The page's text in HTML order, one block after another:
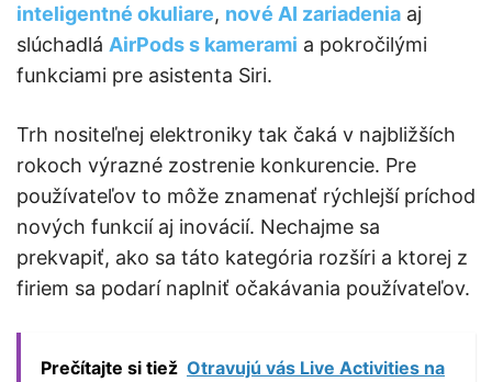
inteligentné okuliare, nové AI zariadenia aj
slúchadlá AirPods s kamerami a pokročilými
funkciami pre asistenta Siri.
Trh nositeľnej elektroniky tak čaká v najbližších
rokoch výrazné zostrenie konkurencie. Pre
používateľov to môže znamenať rýchlejší príchod
nových funkcií aj inovácií. Nechajme sa
prekvapiť, ako sa táto kategória rozšíri a ktorej z
firiem sa podarí naplniť očakávania používateľov.
Prečítajte si tiež Otravujú vás Live Activities na